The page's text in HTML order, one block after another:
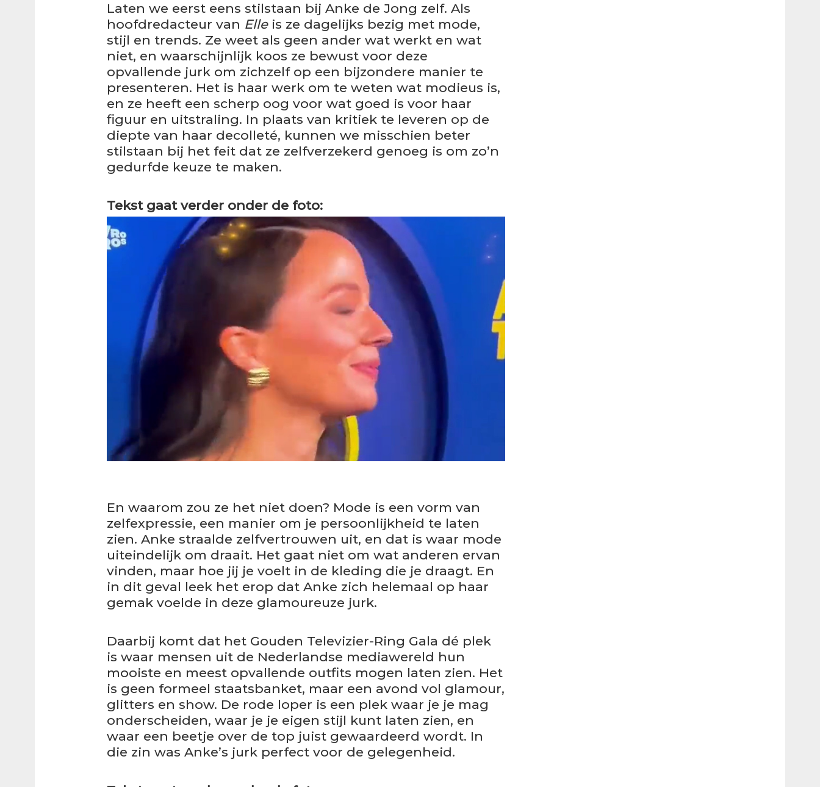
Laten we eerst eens stilstaan bij Anke de Jong zelf. Als
hoofdredacteur van Elleis ze dagelijks bezig met mode,
stijl en trends. Ze weet als geen ander wat werkt en wat
niet, en waarschijnlijk koos ze bewust voor deze
opvallende jurk om zichzelf op een bijzondere manier te
presenteren. Het is haar werk om te weten wat modieus is,
en ze heeft een scherp oog voor wat goed is voor haar
figuur en uitstraling. In plaats van kritiek te leveren op de
diepte van haar decolleté, kunnen we misschien beter
stilstaan bij het feit dat ze zelfverzekerd genoeg is om zo’n
gedurfde keuze te maken.
Tekst gaat verder onder de foto:
En waarom zou ze het niet doen? Mode is een vorm van
zelfexpressie, een manier om je persoonlijkheid te laten
zien. Anke straalde zelfvertrouwen uit, en dat is waar mode
uiteindelijk om draait. Het gaat niet om wat anderen ervan
vinden, maar hoe jij je voelt in de kleding die je draagt. En
in dit geval leek het erop dat Anke zich helemaal op haar
gemak voelde in deze glamoureuze jurk.
Daarbij komt dat het Gouden Televizier-Ring Gala dé plek
is waar mensen uit de Nederlandse mediawereld hun
mooiste en meest opvallende outfits mogen laten zien. Het
is geen formeel staatsbanket, maar een avond vol glamour,
glitters en show. De rode loper is een plek waar je je mag
onderscheiden, waar je je eigen stijl kunt laten zien, en
waar een beetje over de top juist gewaardeerd wordt. In
die zin was Anke’s jurk perfect voor de gelegenheid.